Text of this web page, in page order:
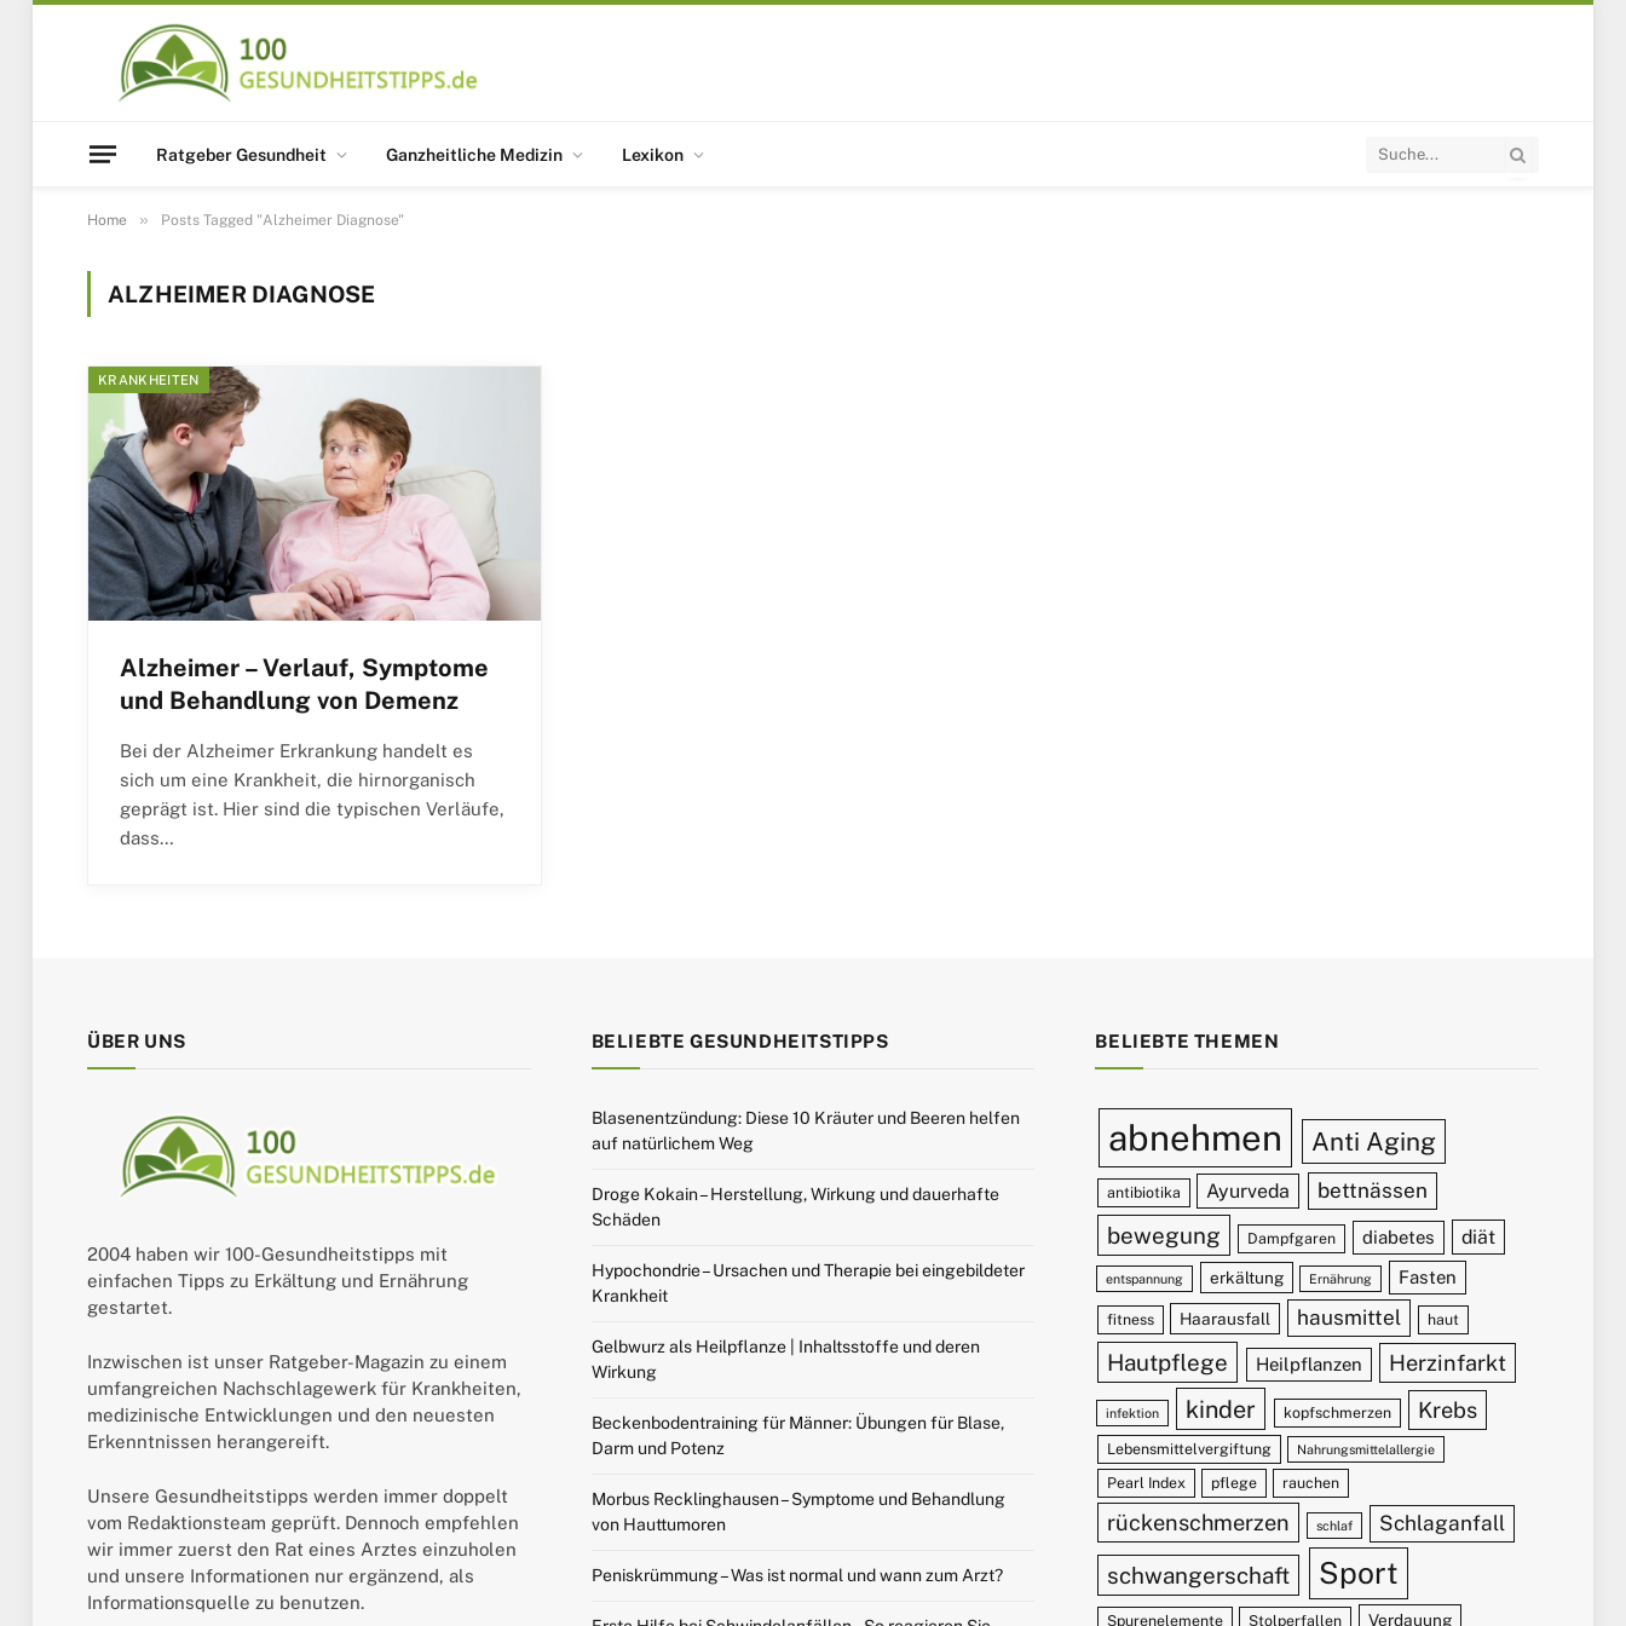
Ratgeber Gesundheit Ganzheitliche Medizin Lexikon
Home » Posts Tagged "Alzheimer Diagnose"
ALZHEIMER DIAGNOSE
KRANKHEITEN
Alzheimer – Verlauf, Symptome
und Behandlung von Demenz
Bei der Alzheimer Erkrankung handelt es
sich um eine Krankheit, die hirnorganisch
geprägt ist. Hier sind die typischen Verläufe,
dass…
ÜBER UNS
2004 haben wir 100-Gesundheitstipps mit
einfachen Tipps zu Erkältung und Ernährung
gestartet.
Inzwischen ist unser Ratgeber-Magazin zu einem
umfangreichen Nachschlagewerk für Krankheiten,
medizinische Entwicklungen und den neuesten
Erkenntnissen herangereift.
Unsere Gesundheitstipps werden immer doppelt
vom Redaktionsteam geprüft. Dennoch empfehlen
wir immer zuerst den Rat eines Arztes einzuholen
und unsere Informationen nur ergänzend, als
Informationsquelle zu benutzen.
BELIEBTE GESUNDHEITSTIPPS
Blasenentzündung: Diese 10 Kräuter und Beeren helfen
auf natürlichem Weg
Droge Kokain – Herstellung, Wirkung und dauerhafte
Schäden
Hypochondrie – Ursachen und Therapie bei eingebildeter
Krankheit
Gelbwurz als Heilpflanze | Inhaltsstoffe und deren
Wirkung
Beckenbodentraining für Männer: Übungen für Blase,
Darm und Potenz
Morbus Recklinghausen – Symptome und Behandlung
von Hauttumoren
Peniskrümmung – Was ist normal und wann zum Arzt?
BELIEBTE THEMEN
abnehmen Anti Aging
antibiotika Ayurveda bettnässen
bewegung Dampfgaren diabetes diät
entspannung erkältung Ernährung Fasten
fitness Haarausfall hausmittel haut
Hautpflege Heilpflanzen Herzinfarkt
infektion kinder kopfschmerzen Krebs
Lebensmittelvergiftung Nahrungsmittelallergie
Pearl Index pflege rauchen
rückenschmerzen schlaf Schlaganfall
schwangerschaft Sport
Spurenelemente Stolperfallen Verdauung